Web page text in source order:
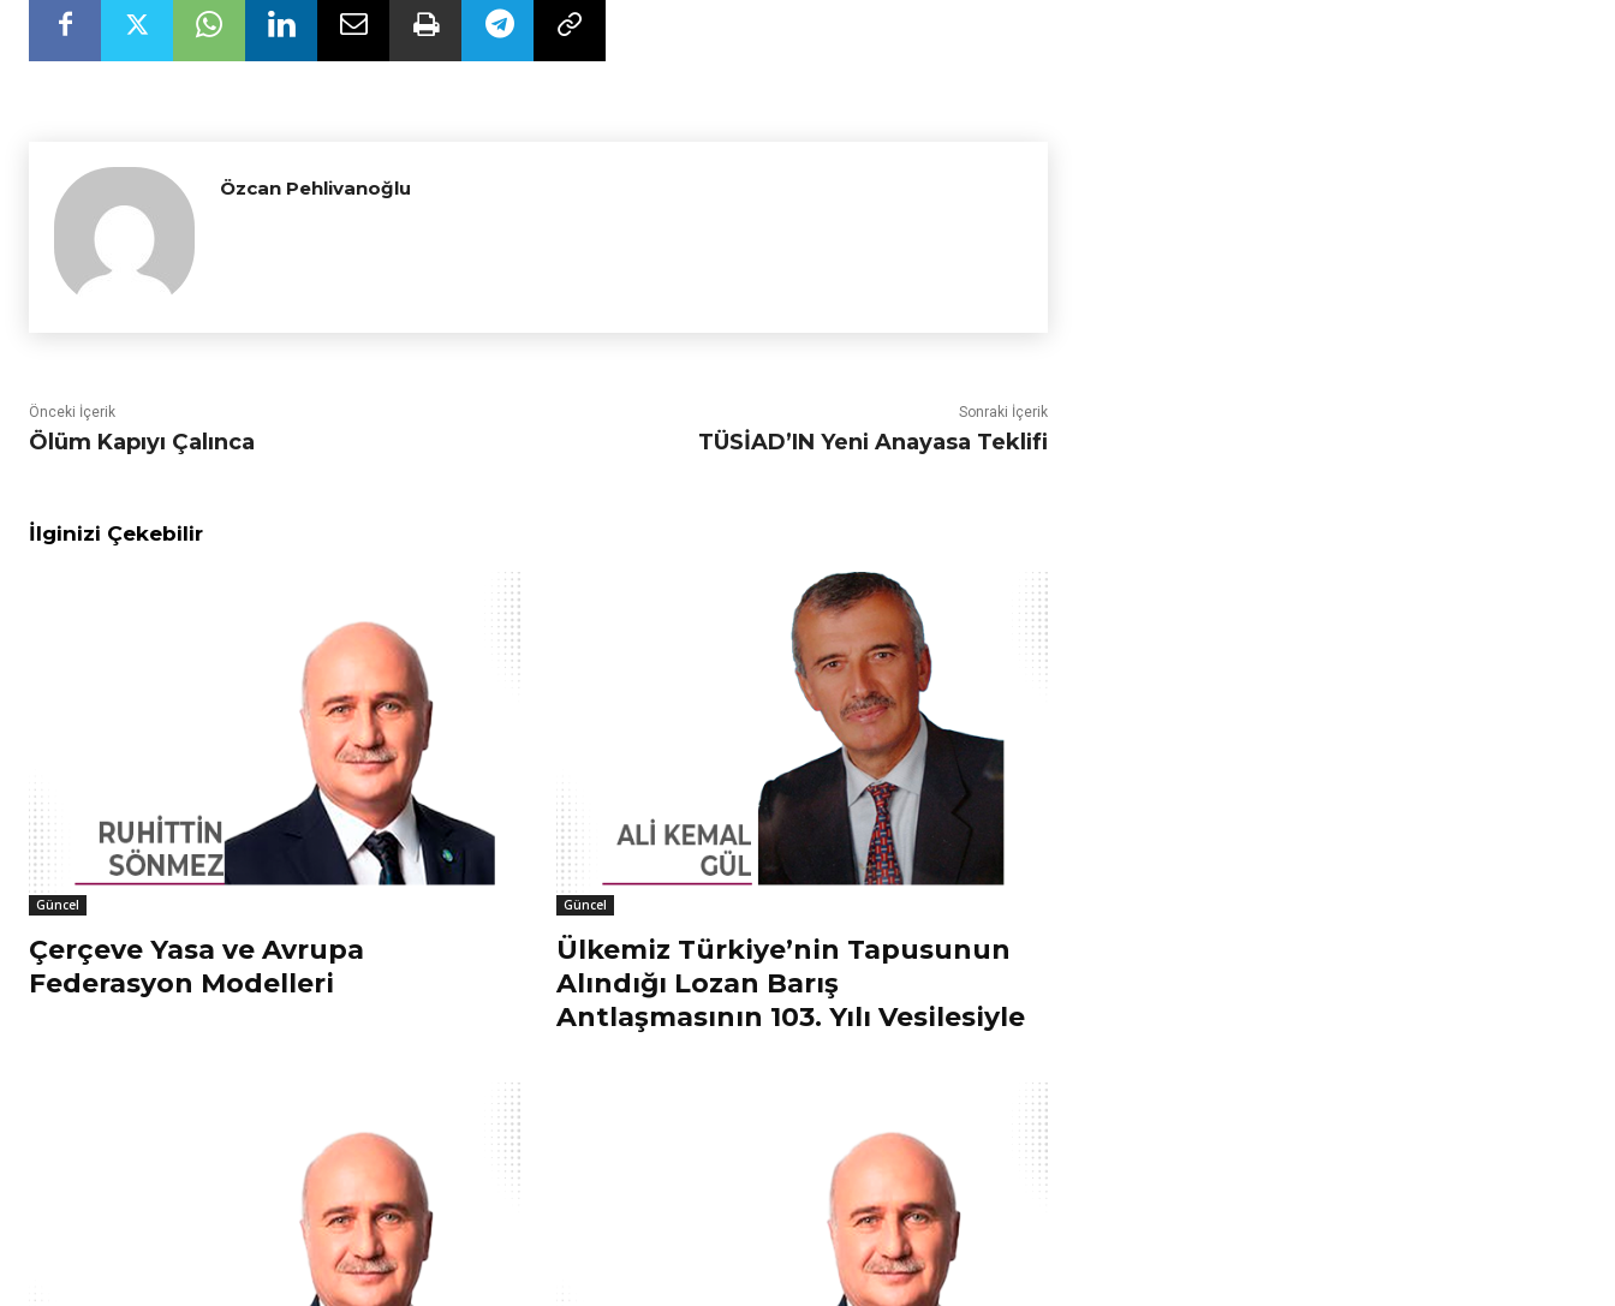
Özcan Pehlivanoğlu
Önceki İçerik
Ölüm Kapıyı Çalınca
Sonraki İçerik
TÜSİAD’IN Yeni Anayasa Teklifi
İlginizi Çekebilir
Güncel
Çerçeve Yasa ve Avrupa
Federasyon Modelleri
Güncel
Ülkemiz Türkiye’nin Tapusunun
Alındığı Lozan Barış
Antlaşmasının 103. Yılı Vesilesiyle